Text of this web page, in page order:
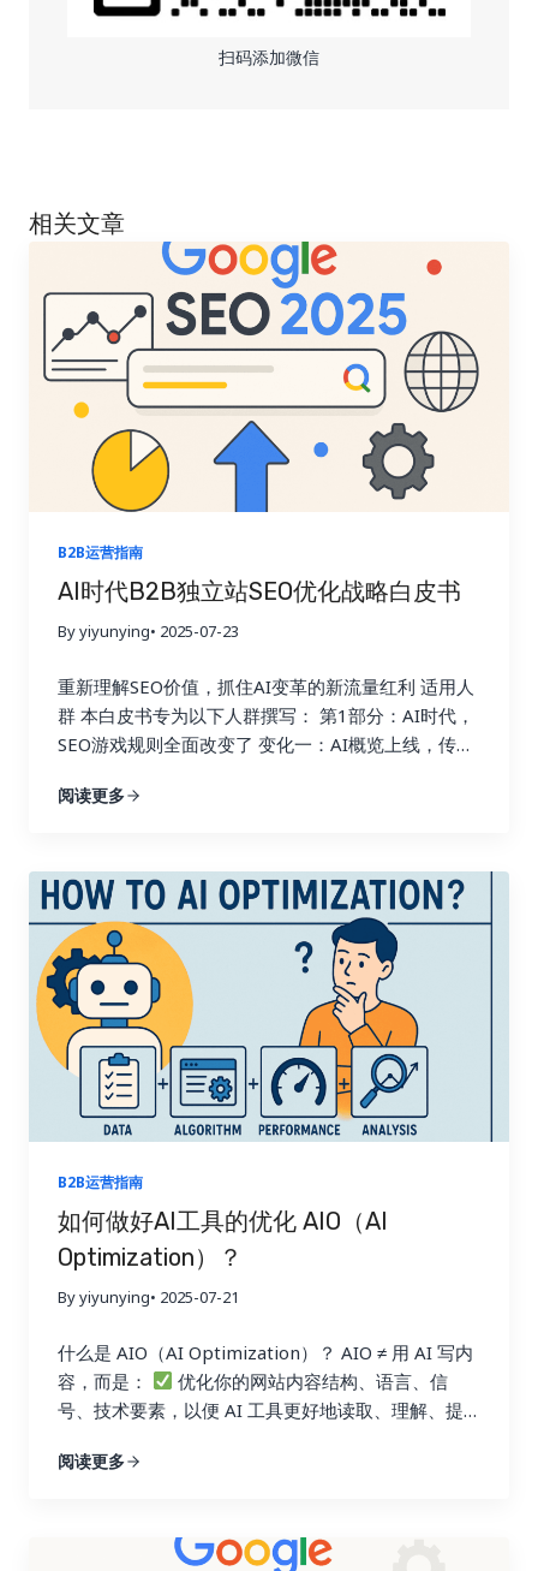
扫码添加微信
相关文章
B2B运营指南
AI时代B2B独立站SEO优化战略白皮书
By yiyunying• 2025-07-23
重新理解SEO价值，抓住AI变革的新流量红利 适用人
群 本白皮书专为以下人群撰写： 第1部分：AI时代，
SEO游戏规则全面改变了 变化一：AI概览上线，传统
Overview（AI概览）功能：
意味着什么？ 即使有几百个关键词排名首页，流量也
会大幅减少！ 变化二：Google“本地推荐”机制强化，
阻断跨境流量 想象你在北京点外卖，美团只推荐10公
里内的商家，广州的餐厅再好也不会出现。 Google
的搜索逻辑，现在跟美团一模一样： 用户在德国搜
索“custom kraft box” Google优先推荐： 1.使用.de
域名的德国企业网站 2.使用德语内容的网站 3.使用德
国服务器的网站 4.最后才推荐中国的英文网站
果是什么？ 变化三：产品关键词失效，B2B流量入口
正在萎缩 很多外贸企业过去靠“产品类关键词”带来流
量与询盘，例如： 但现在： 变化四：传统网站“一个
站打全球”模式正失效 过去的逻辑是： 但现在的搜索
生态更偏向于： 一个德语客户，更愿意信任一个.de
域名，德语内容的网站而不是一个来自中国的.com网
站翻译版本 SEO难了吗？是的！ 但机会也来了，比以
了。 以下是一些正在被聪明企业抓住的新机会： 新
机遇一：AI反而让“长尾关键词”变成最大红利池
索方式变了： 过去 现在 关键词 问题句式 “kraft…
阅读更多
B2B运营指南
如何做好AI工具的优化 AIO（AI
Optimization）？
By yiyunying• 2025-07-21
什么是 AIO（AI Optimization）？ AIO ≠ 用 AI 写内
容，而是：
优化你的网站内容结构、语言、信
号、技术要素，以便 AI 工具更好地读取、理解、提
内容营销的下一个重点？ 原因 说明
是排名第1的链接
AI 摘要需要信源 内容结构清
阅读更多